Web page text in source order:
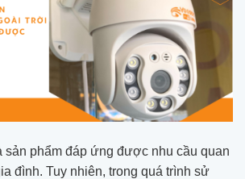
sản phẩm đáp ứng được nhu cầu quan
đình. Tuy nhiên, trong quá trình sử